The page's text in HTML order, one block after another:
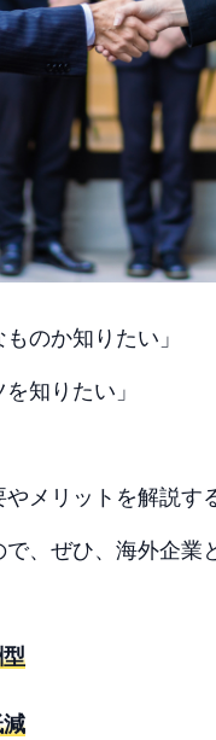
のか知りたい」
知りたい」
メリットを解説
、ぜひ、海外企業